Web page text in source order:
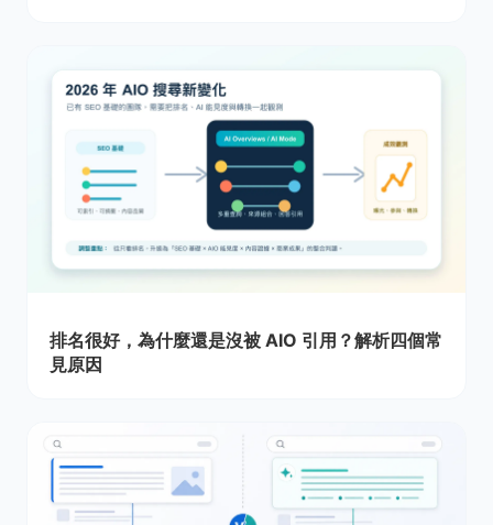
排名很好，為什麼還是沒被 AIO 引用？解析四個常
見原因